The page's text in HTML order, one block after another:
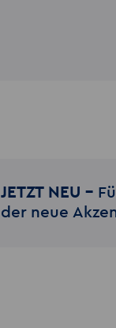
JETZT NEU –
der neue